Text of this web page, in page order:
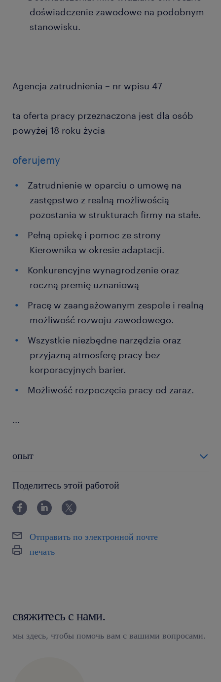
doświadczenie zawodowe na podobnym
stanowisku.
Agencja zatrudnienia – nr wpisu 47
ta oferta pracy przeznaczona jest dla osób
powyżej 18 roku życia
oferujemy
Zatrudnienie w oparciu o umowę na
zastępstwo z realną możliwością
pozostania w strukturach firmy na stałe.
Pełną opiekę i pomoc ze strony
Kierownika w okresie adaptacji.
Konkurencyjne wynagrodzenie oraz
roczną premię uznaniową
Pracę w zaangażowanym zespole i realną
możliwość rozwoju zawodowego.
Wszystkie niezbędne narzędzia oraz
przyjazną atmosferę pracy bez
korporacyjnych barier.
Możliwość rozpoczęcia pracy od zaraz.
...
опыт
Поделитесь этой работой
Отправить по электронной почте
печать
свяжитесь с нами.
мы здесь, чтобы помочь вам с вашими вопросами.